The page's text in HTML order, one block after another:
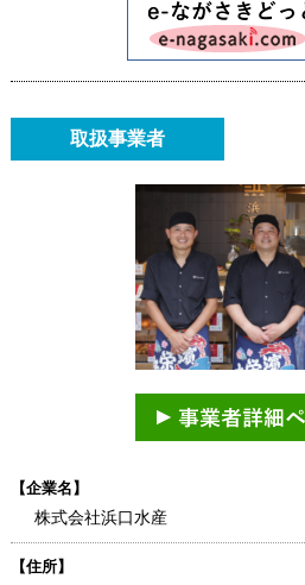
取扱事業者
【企業名】
株式会社浜口水産
【住所】